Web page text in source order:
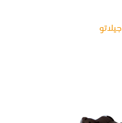
جيلاتو